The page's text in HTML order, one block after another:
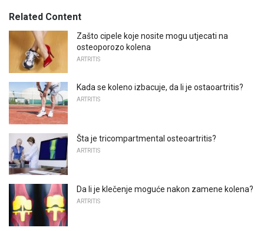
Related Content
Zašto cipele koje nosite mogu utjecati na
osteoporozo kolena
ARTRITIS
Kada se koleno izbacuje, da li je ostaoartritis?
ARTRITIS
Šta je tricompartmental osteoartritis?
ARTRITIS
Da li je klečenje moguće nakon zamene kolena?
ARTRITIS